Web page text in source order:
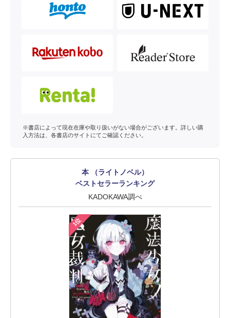
※書店によって現在在庫や取り扱いがない場合がございます。詳しい購
入方法は、各書店のサイトにてご確認ください。
本 （ライトノベル）
ベストセラーランキング
KADOKAWA調べ
1位